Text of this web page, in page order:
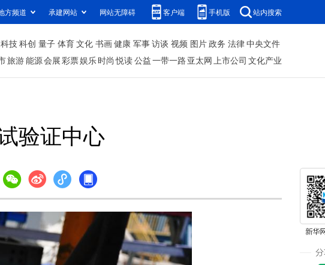
方频道 承建网站 网站无障碍 客户端 手机版 站内搜索
科技科创 量子 体育文化 书画健康 军事访谈 视频 图片政务 法律中央文件
旅游能源会展彩票娱乐时尚 悦读公益一带一路 亚太网上市公司 文化产业
验证中心